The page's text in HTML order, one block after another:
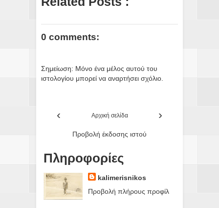
0 comments:
Σημείωση: Μόνο ένα μέλος αυτού του
ιστολογίου μπορεί να αναρτήσει σχόλιο.
‹ ›
Αρχική σελίδα
Προβολή έκδοσης ιστού
Πληροφορίες
kalimerisnikos
Προβολή πλήρους προφίλ